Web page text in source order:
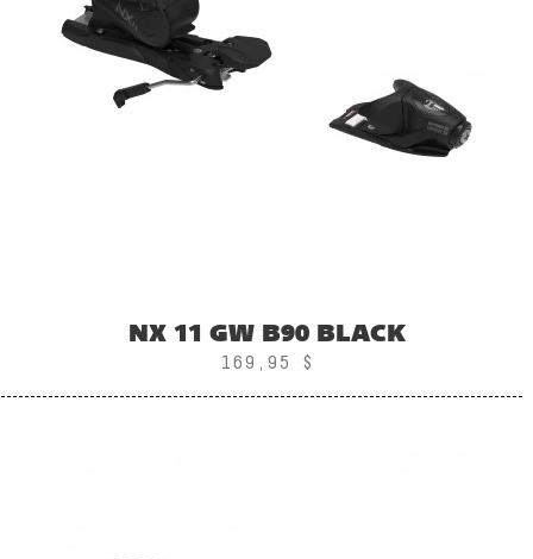
NX 11 GW B90 BLACK
169,95 $